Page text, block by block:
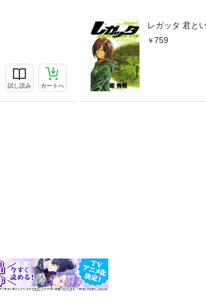
試し読み カートへ
レガッタ 君と
759